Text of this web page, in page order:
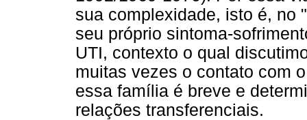
sua complexidade, isto é, no
seu próprio sintoma-
UTI, contexto o qual
muitas vezes o contato com
essa família é breve e
relações transferenciais.